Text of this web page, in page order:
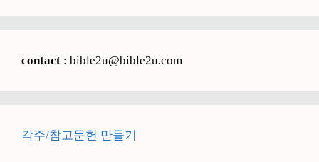
contact : bible2u@bible2u.com
각주/참고문헌 만들기